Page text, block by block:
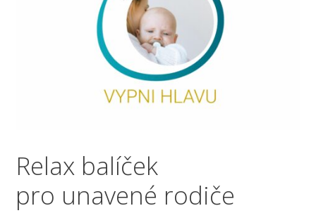
Relax balíček
pro unavené rodiče